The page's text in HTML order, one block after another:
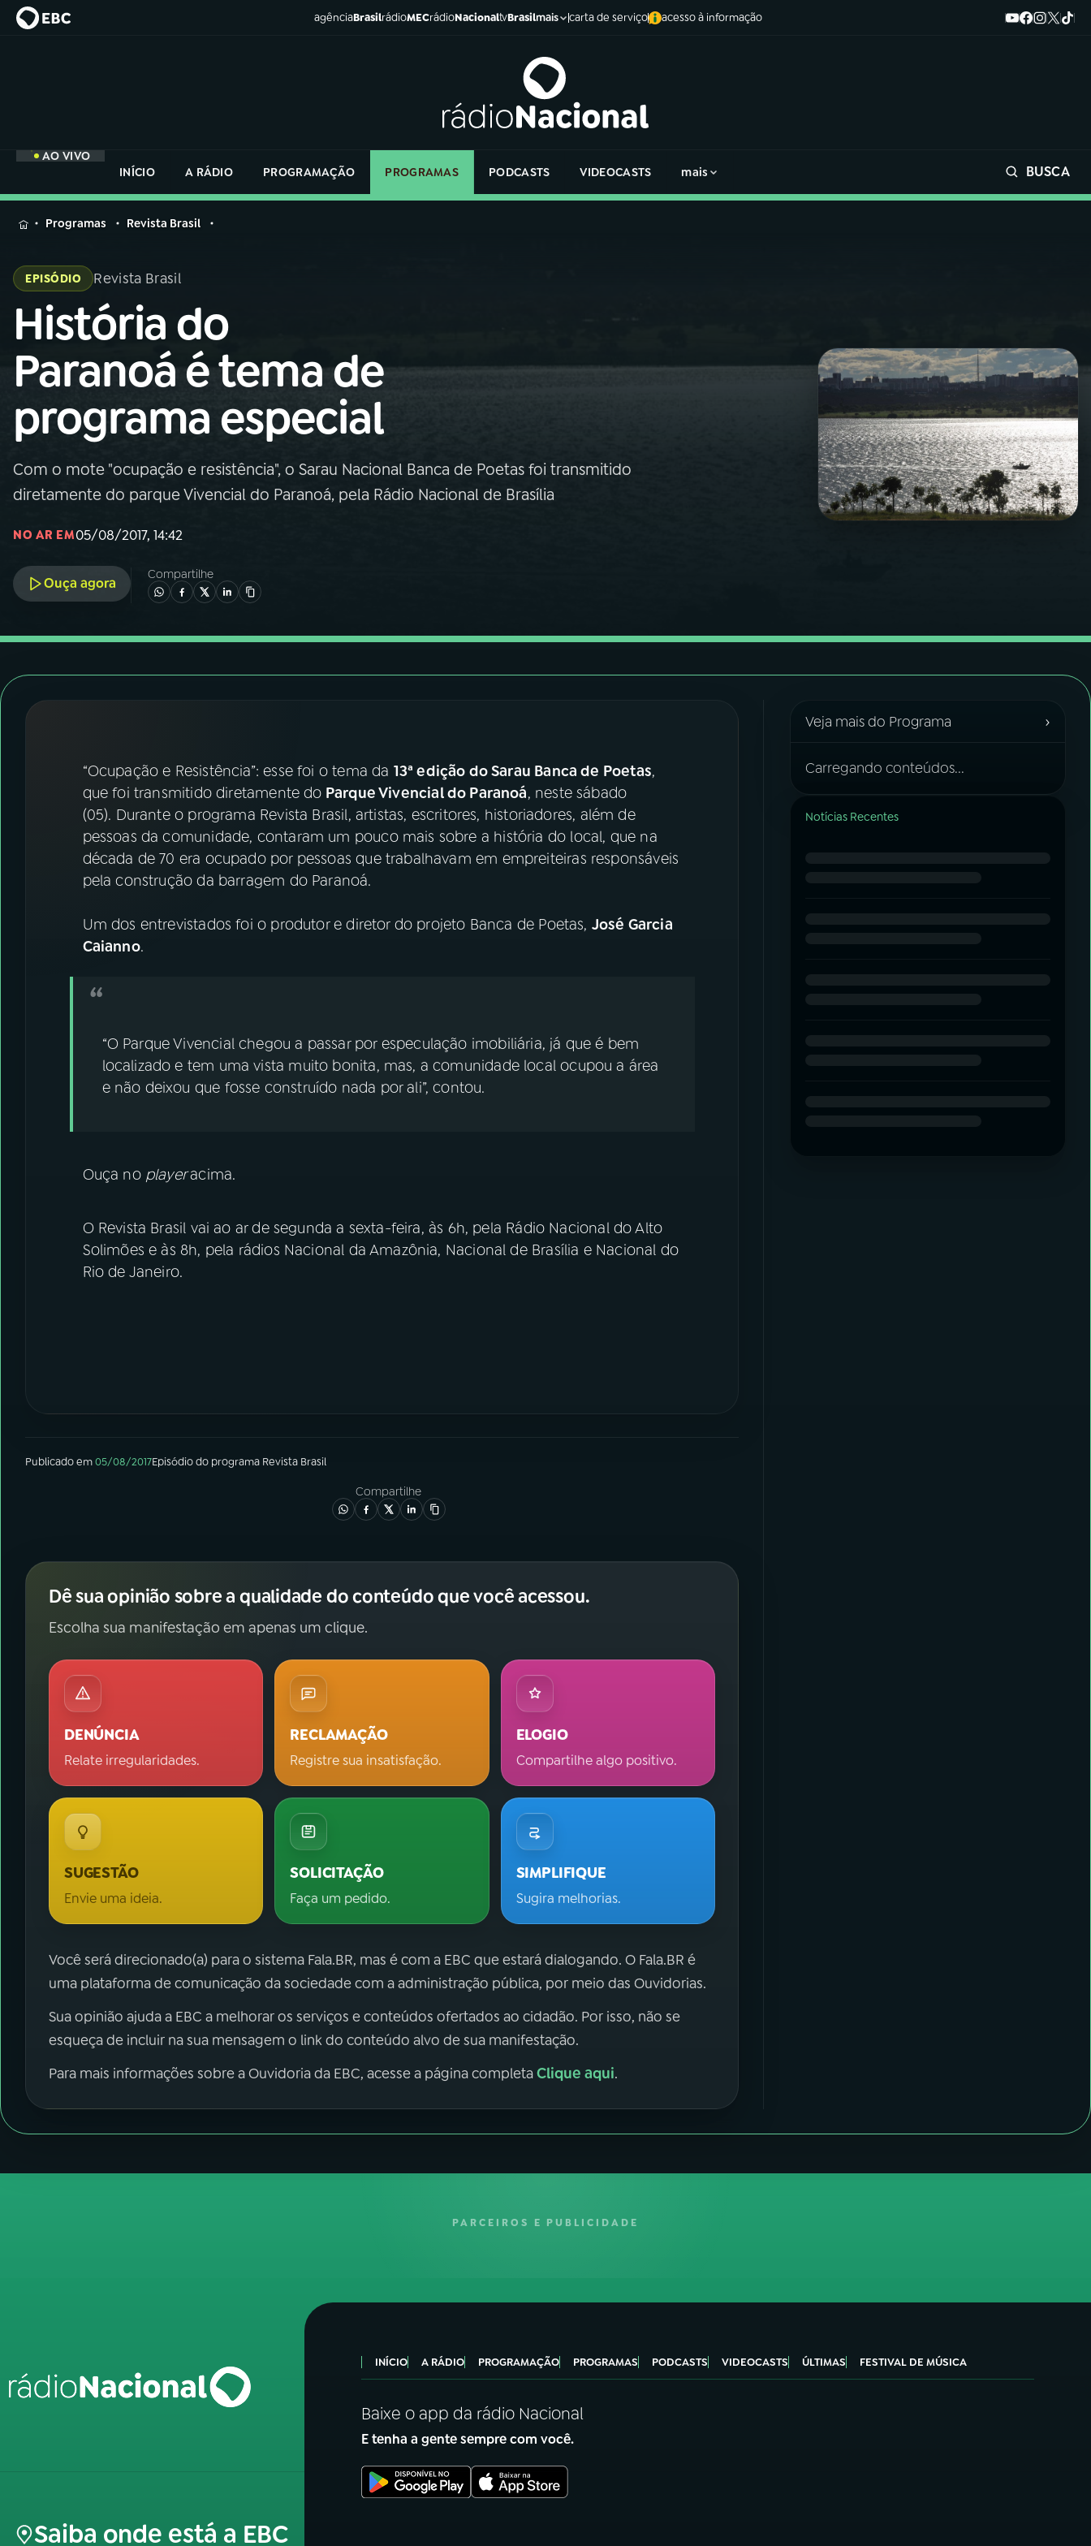
agênciaBrasilrádioMECrádioNacionaltvBrasilmais carta de serviço acesso à informação
AO VIVO
INÍCIO
A RÁDIO PROGRAMAÇÃO PROGRAMAS PODCASTS VIDEOCASTS mais BUSCA
MENU
Buscar
na
Rádio
Nacional
AO VIVO
01INÍCIO
A RÁDIO
04PROGRAMAS
06VIDEOCASTS
FESTIVAL DE MÚSICA
ACOMPANHE A RÁDIO NACIONAL
Facebook
na
Rádio
Nacional
Programas Revista Brasil
EPISÓDIO Revista Brasil
História do
Paranoá é tema de
programa especial
Com o mote "ocupação e resistência", o Sarau Nacional Banca de Poetas foi transmitido
diretamente do parque Vivencial do Paranoá, pela Rádio Nacional de Brasília
NO AR EM05/08/2017, 14:42
Ouça agora
Compartilhe
“Ocupação e Resistência”: esse foi o tema da 13ª edição do Sarau Banca de Poetas,
que foi transmitido diretamente do Parque Vivencial do Paranoá, neste sábado
(05). Durante o programa Revista Brasil, artistas, escritores, historiadores, além de
pessoas da comunidade, contaram um pouco mais sobre a história do local, que na
década de 70 era ocupado por pessoas que trabalhavam em empreiteiras responsáveis
pela construção da barragem do Paranoá.
Um dos entrevistados foi o produtor e diretor do projeto Banca de Poetas, José Garcia
Caianno.
“O Parque Vivencial chegou a passar por especulação imobiliária, já que é bem
localizado e tem uma vista muito bonita, mas, a comunidade local ocupou a área
e não deixou que fosse construído nada por ali”, contou.
Ouça no playeracima.
O Revista Brasil vai ao ar de segunda a sexta-feira, às 6h, pela Rádio Nacional do Alto
Solimões e às 8h, pela rádios Nacional da Amazônia, Nacional de Brasília e Nacional do
Rio de Janeiro.
Publicado em05/08/2017Episódiodo programa Revista Brasil
Compartilhe
Dê sua opinião sobre a qualidade do conteúdo que você acessou.
Escolha sua manifestação em apenas um clique.
DENÚNCIA
Relate irregularidades.
RECLAMAÇÃO
Registre sua insatisfação.
ELOGIO
Compartilhe algo positivo.
SUGESTÃO
Envie uma ideia.
SOLICITAÇÃO
Faça um pedido.
SIMPLIFIQUE
Sugira melhorias.
Você será direcionado(a) para o sistema Fala.BR, mas é com a EBC que estará dialogando. O Fala.BR é
uma plataforma de comunicação da sociedade com a administração pública, por meio das Ouvidorias.
Sua opinião ajuda a EBC a melhorar os serviços e conteúdos ofertados ao cidadão. Por isso, não se
esqueça de incluir na sua mensagem o link do conteúdo alvo de sua manifestação.
Para mais informações sobre a Ouvidoria da EBC, acesse a página completaClique aqui.
Veja mais do Programa ›
Carregando conteúdos...
Notícias Recentes
PARCEIROS E PUBLICIDADE
Saiba onde está a EBC
INÍCIO A RÁDIO PROGRAMAÇÃO PROGRAMAS PODCASTS VIDEOCASTS ÚLTIMAS FESTIVAL DE MÚSICA
Baixe o app da rádio Nacional
E tenha a gente sempre com você.